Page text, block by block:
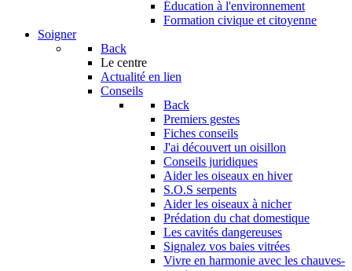
Éducation à l'environnement
Formation civique et citoyenne
Soigner
Back
Le centre
Actualité en lien
Conseils
Back
Premiers gestes
Fiches conseils
J'ai découvert un oisillon
Conseils juridiques
Aider les oiseaux en hiver
S.O.S serpents
Aider les oiseaux à nicher
Prédation du chat domestique
Les cavités dangereuses
Signalez vos baies vitrées
Vivre en harmonie avec les chauves-